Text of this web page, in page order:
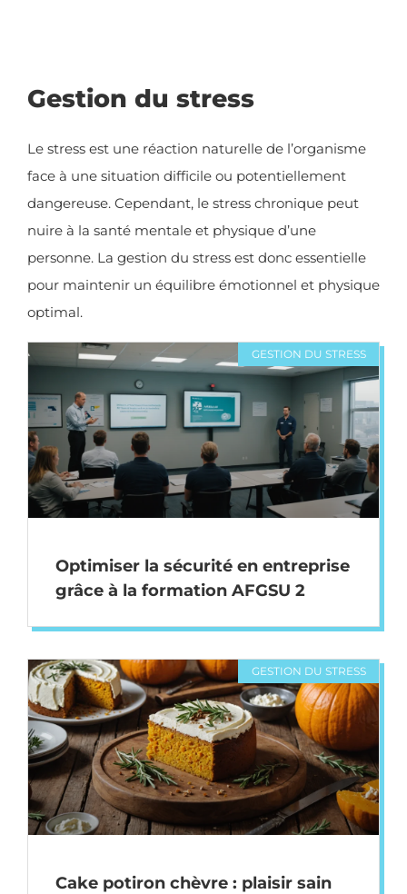
Gestion du stress
Le stress est une réaction naturelle de l’organisme
face à une situation difficile ou potentiellement
dangereuse. Cependant, le stress chronique peut
nuire à la santé mentale et physique d’une
personne. La gestion du stress est donc essentielle
pour maintenir un équilibre émotionnel et physique
optimal.
GESTION DU STRESS
Optimiser la sécurité en entreprise
grâce à la formation AFGSU 2
GESTION DU STRESS
Cake potiron chèvre : plaisir sain